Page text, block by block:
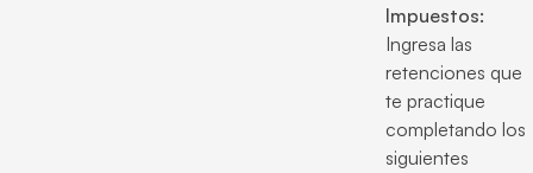
Impuestos:
Ingresa las
retenciones que
te practique
completando los
siguientes